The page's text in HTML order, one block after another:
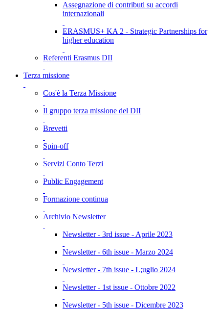
Assegnazione di contributi su accordi
internazionali
ERASMUS+ KA 2 - Strategic Partnerships for
higher education
Referenti Erasmus DII
Terza missione
Cos'è la Terza Missione
Il gruppo terza missione del DII
Brevetti
Spin-off
Servizi Conto Terzi
Public Engagement
Formazione continua
Archivio Newsletter
Newsletter - 3rd issue - Aprile 2023
Newsletter - 6th issue - Marzo 2024
Newsletter - 7th issue - L;uglio 2024
Newsletter - 1st issue - Ottobre 2022
Newsletter - 5th issue - Dicembre 2023